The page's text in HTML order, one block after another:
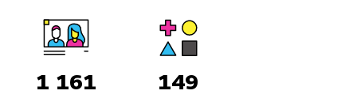
1 161 149